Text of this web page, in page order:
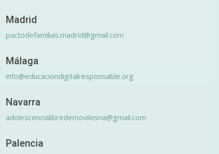
Madrid
pactodefamilias.madrid@gmail.com
Málaga
info@educaciondigitalresponsable.org
Navarra
adolescencialibredemovilesna@gmail.com
Palencia